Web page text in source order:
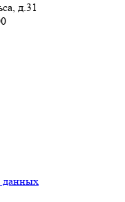
д.31
данных